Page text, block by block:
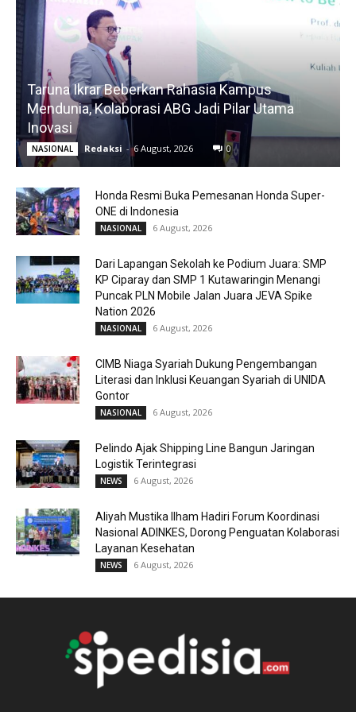
Taruna Ikrar Beberkan Rahasia Kampus
Mendunia, Kolaborasi ABG Jadi Pilar Utama
Inovasi
NASIONAL Redaksi - 6 August, 2026 0
Honda Resmi Buka Pemesanan Honda Super-
ONE di Indonesia
NASIONAL 6 August, 2026
Dari Lapangan Sekolah ke Podium Juara: SMP
KP Ciparay dan SMP 1 Kutawaringin Menangi
Puncak PLN Mobile Jalan Juara JEVA Spike
Nation 2026
NASIONAL 6 August, 2026
CIMB Niaga Syariah Dukung Pengembangan
Literasi dan Inklusi Keuangan Syariah di UNIDA
Gontor
NASIONAL 6 August, 2026
Pelindo Ajak Shipping Line Bangun Jaringan
Logistik Terintegrasi
NEWS 6 August, 2026
Aliyah Mustika Ilham Hadiri Forum Koordinasi
Nasional ADINKES, Dorong Penguatan Kolaborasi
Layanan Kesehatan
NEWS 6 August, 2026